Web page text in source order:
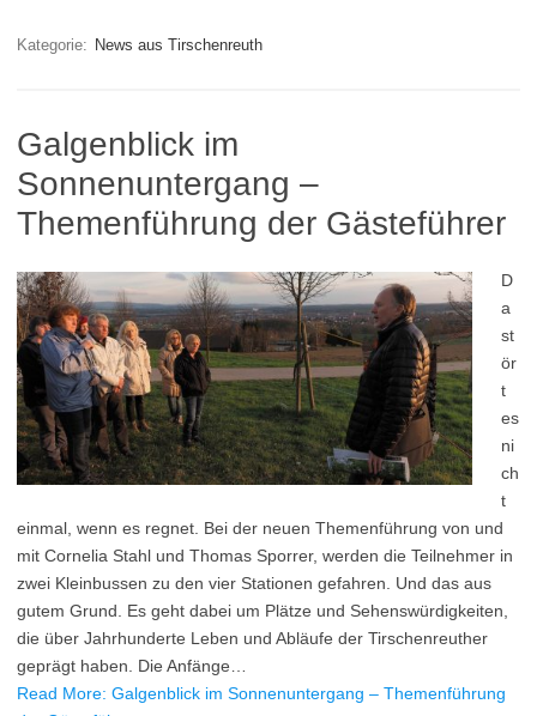
Kategorie: News aus Tirschenreuth
Galgenblick im
Sonnenuntergang –
Themenführung der Gästeführer
D
a
st
ör
t
es
ni
ch
t
einmal, wenn es regnet. Bei der neuen Themenführung von und
mit Cornelia Stahl und Thomas Sporrer, werden die Teilnehmer in
zwei Kleinbussen zu den vier Stationen gefahren. Und das aus
gutem Grund. Es geht dabei um Plätze und Sehenswürdigkeiten,
die über Jahrhunderte Leben und Abläufe der Tirschenreuther
geprägt haben. Die Anfänge…
Read More: Galgenblick im Sonnenuntergang – Themenführung